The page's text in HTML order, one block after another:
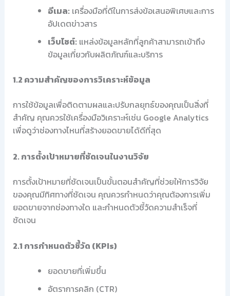
อีเมล: เครื่องมือที่ดีในการส่งข้อเสนอพิเศษและการ
อัปเดตข่าวสาร
เว็บไซต์: แหล่งข้อมูลหลักที่ลูกค้าสามารถเข้าถึง
ข้อมูลเกี่ยวกับผลิตภัณฑ์และบริการ
1.2 ความสำคัญของการวิเคราะห์ข้อมูล
การใช้ข้อมูลเพื่อติดตามผลและปรับกลยุทธ์ของคุณเป็นสิ่งที่
สำคัญ คุณควรใช้เครื่องมือวิเคราะห์เช่น Google Analytics
เพื่อดูว่าช่องทางไหนที่สร้างยอดขายได้ดีที่สุด
2. การตั้งเป้าหมายที่ชัดเจนในงานวิจัย
การตั้งเป้าหมายที่ชัดเจนเป็นขั้นตอนสำคัญที่ช่วยให้การวิจัย
ของคุณมีทิศทางที่ชัดเจน คุณควรกำหนดว่าคุณต้องการเพิ่ม
ยอดขายจากช่องทางใด และกำหนดตัวชี้วัดความสำเร็จที่
ชัดเจน
2.1 การกำหนดตัวชี้วัด (KPIs)
ยอดขายที่เพิ่มขึ้น
อัตราการคลิก (CTR)